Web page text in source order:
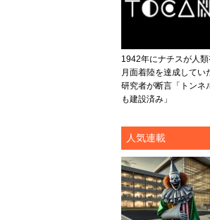
1942年にナチスが人
月面着陸を達成してい
研究者が断言「トンネ
も建設済み」
人気連載